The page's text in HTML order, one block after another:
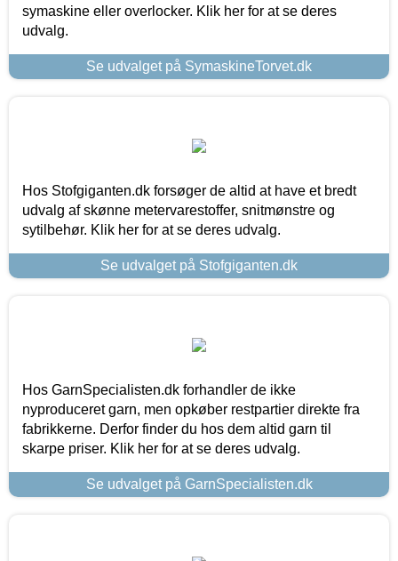
symaskine eller overlocker. Klik her for at se deres
udvalg.
Se udvalget på SymaskineTorvet.dk
Hos Stofgiganten.dk forsøger de altid at have et bredt
udvalg af skønne metervarestoffer, snitmønstre og
sytilbehør. Klik her for at se deres udvalg.
Se udvalget på Stofgiganten.dk
Hos GarnSpecialisten.dk forhandler de ikke
nyproduceret garn, men opkøber restpartier direkte fra
fabrikkerne. Derfor finder du hos dem altid garn til
skarpe priser. Klik her for at se deres udvalg.
Se udvalget på GarnSpecialisten.dk